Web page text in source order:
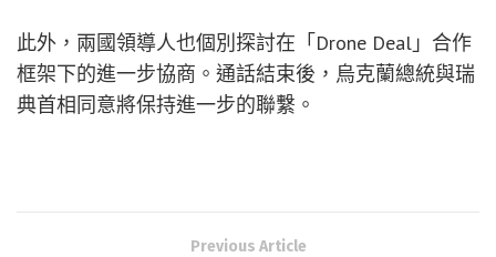
此外，兩國領導人也個別探討在「Drone Deal」合作
框架下的進一步協商。通話結束後，烏克蘭總統與瑞
典首相同意將保持進一步的聯繫。
Previous Article